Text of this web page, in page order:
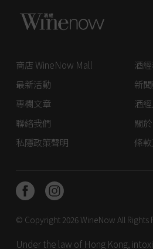
商店 WineNow Mall
酒
最新活動
新
專欄文章
酒
聯絡我們
關
私隱政策聲明
條
© Copyright 2026WineNow All Rights
Under the law of Hong Kong,